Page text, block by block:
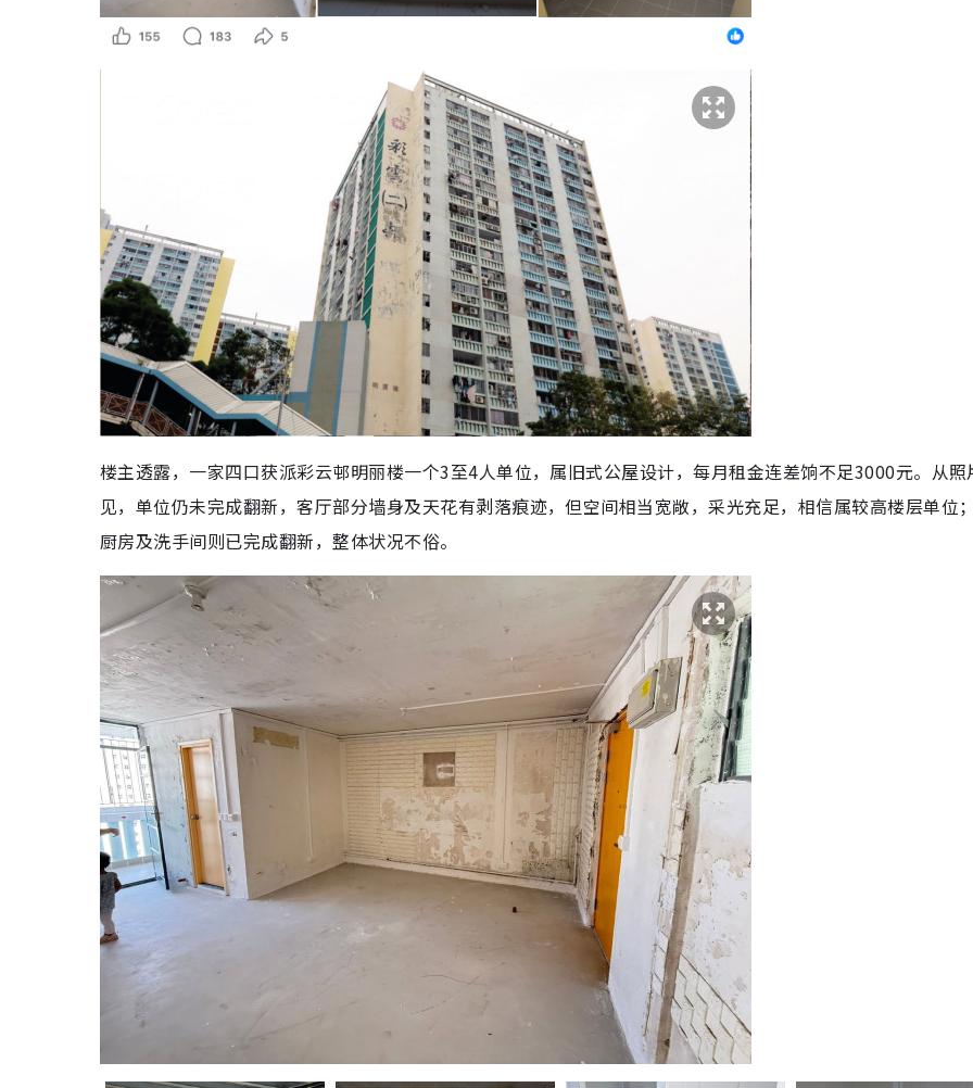
楼主透露，一家四口获派彩云邨明丽楼一个3至4人单位，属旧式公屋设计，每月租金连差饷不足3000元。从照
见，单位仍未完成翻新，客厅部分墙身及天花有剥落痕迹，但空间相当宽敞，采光充足，相信属较高楼层单位
厨房及洗手间则已完成翻新，整体状况不俗。